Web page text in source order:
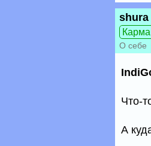
shura
О себе
Что-
А